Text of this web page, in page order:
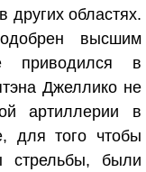
других областях.
высшим
приводился в
Джеллико не
артиллерии в
для того чтобы
стрельбы, были